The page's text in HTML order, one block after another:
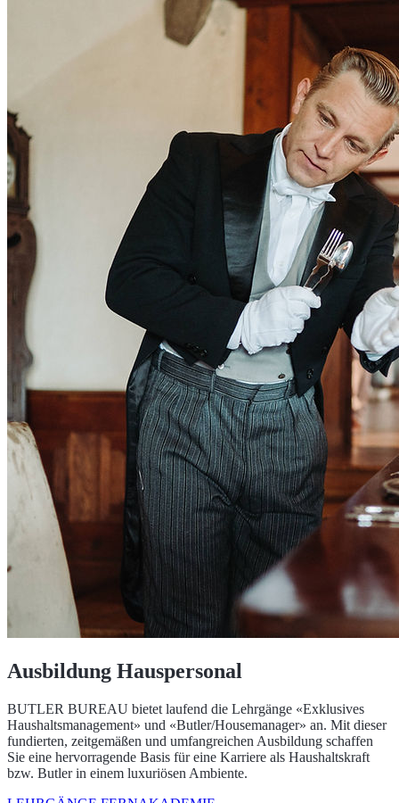
Ausbildung Hauspersonal
BUTLER BUREAU bietet laufend die Lehrgänge «Exklusives
Haushaltsmanagement» und «Butler/Housemanager» an. Mit dieser
fundierten, zeitgemäßen und umfangreichen Ausbildung schaffen
Sie eine hervorragende Basis für eine Karriere als Haushaltskraft
bzw. Butler in einem luxuriösen Ambiente.